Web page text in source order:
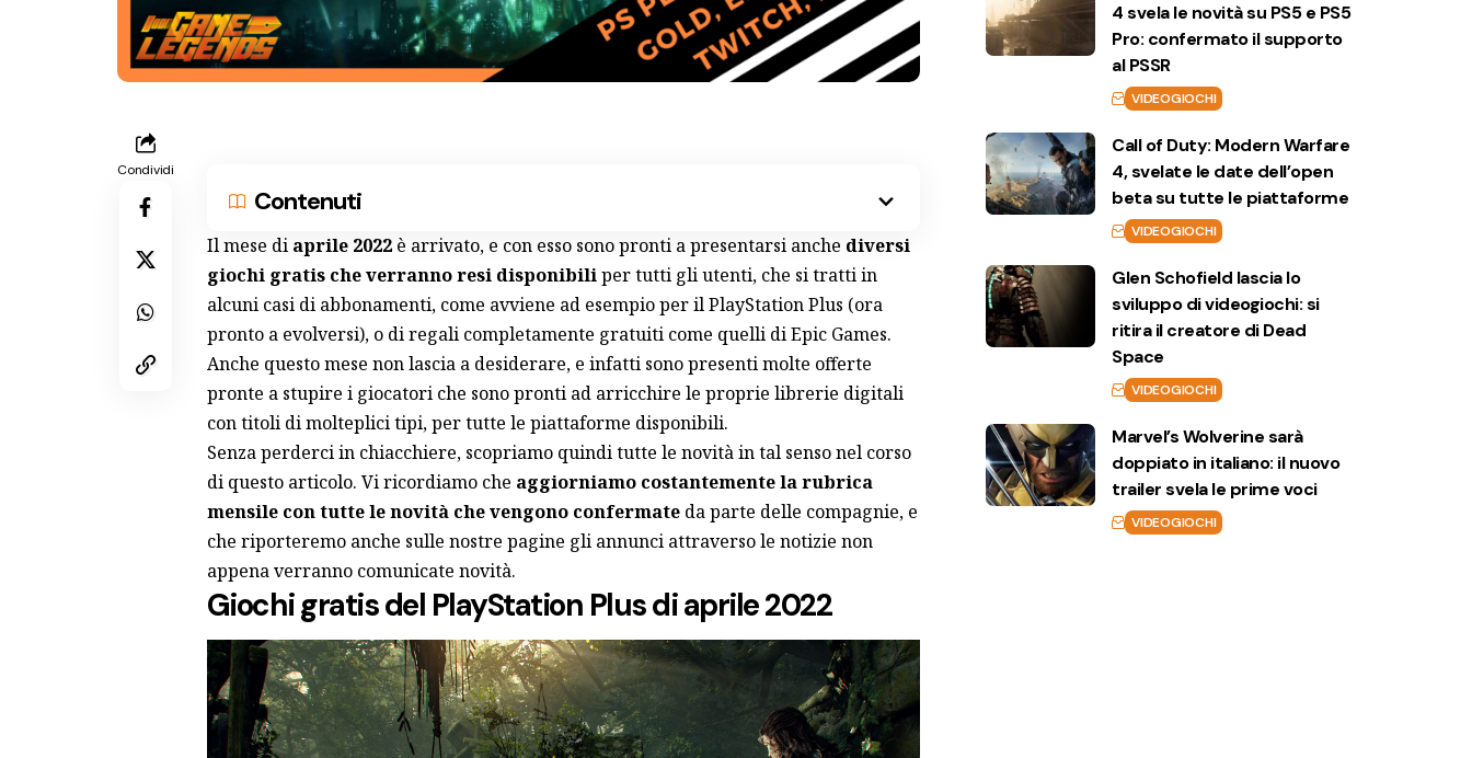
Condividi
Contenuti
Il mese di aprile 2022è arrivato, e con esso sono pronti a presentarsi anche diversi
giochi gratis che verranno resi disponibiliper tutti gli utenti, che si tratti in
alcuni casi di abbonamenti, come avviene ad esempio per il PlayStation Plus (ora
pronto a evolversi), o di regali completamente gratuiti come quelli diEpic Games.
Anche questo mese non lascia a desiderare, e infatti sono presenti molte offerte
pronte a stupire i giocatori che sono pronti ad arricchire le proprie librerie digitali
con titoli di molteplici tipi, per tutte le piattaforme disponibili.
Senza perderci in chiacchiere, scopriamo quindi tutte le novità in tal senso nel corso
di questo articolo. Vi ricordiamo che aggiorniamo costantemente la rubrica
mensile con tutte le novità che vengono confermateda parte delle compagnie, e
che riporteremo anche sulle nostre pagine gli annunci attraverso le notizie non
appena verranno comunicate novità.
Giochi gratis del PlayStation Plus di aprile 2022
4 svela le novità su PS5 e PS5
Pro: confermato il supporto
al PSSR
VIDEOGIOCHI
Call of Duty: Modern Warfare
4, svelate le date dell’open
beta su tutte le piattaforme
VIDEOGIOCHI
Glen Schofield lascia lo
sviluppo di videogiochi: si
ritira il creatore di Dead
Space
VIDEOGIOCHI
Marvel’s Wolverine sarà
doppiato in italiano: il nuovo
trailer svela le prime voci
VIDEOGIOCHI